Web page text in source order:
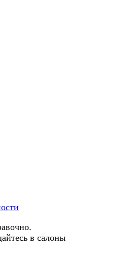
в салоны